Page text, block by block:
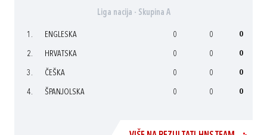
Liga nacija - Skupina A
1. ENGLESKA 0 0 0
2. HRVATSKA 0 0 0
3. ČEŠKA 0 0 0
4. ŠPANJOLSKA 0 0 0